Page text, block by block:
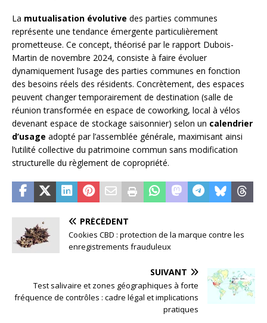
La mutualisation évolutive des parties communes
représente une tendance émergente particulièrement
prometteuse. Ce concept, théorisé par le rapport Dubois-
Martin de novembre 2024, consiste à faire évoluer
dynamiquement l’usage des parties communes en fonction
des besoins réels des résidents. Concrètement, des espaces
peuvent changer temporairement de destination (salle de
réunion transformée en espace de coworking, local à vélos
devenant espace de stockage saisonnier) selon un calendrier
d’usage adopté par l’assemblée générale, maximisant ainsi
l’utilité collective du patrimoine commun sans modification
structurelle du règlement de copropriété.
PRÉCÉDENT
Cookies CBD : protection de la marque contre les
enregistrements frauduleux
SUIVANT
Test salivaire et zones géographiques à forte
fréquence de contrôles : cadre légal et implications
pratiques